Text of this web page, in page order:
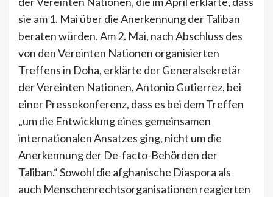
sie am 1. Mai über die Anerkennung der Taliban
beraten würden. Am 2. Mai, nach Abschluss des
von den Vereinten Nationen organisierten
Treffens in Doha, erklärte der Generalsekretär
der Vereinten Nationen, Antonio Gutierrez, bei
einer Pressekonferenz, dass es bei dem Treffen
„um die Entwicklung eines gemeinsamen
internationalen Ansatzes ging, nicht um die
Anerkennung der De-facto-Behörden der
Taliban.“ Sowohl die afghanische Diaspora als
auch Menschenrechtsorganisationen reagierten